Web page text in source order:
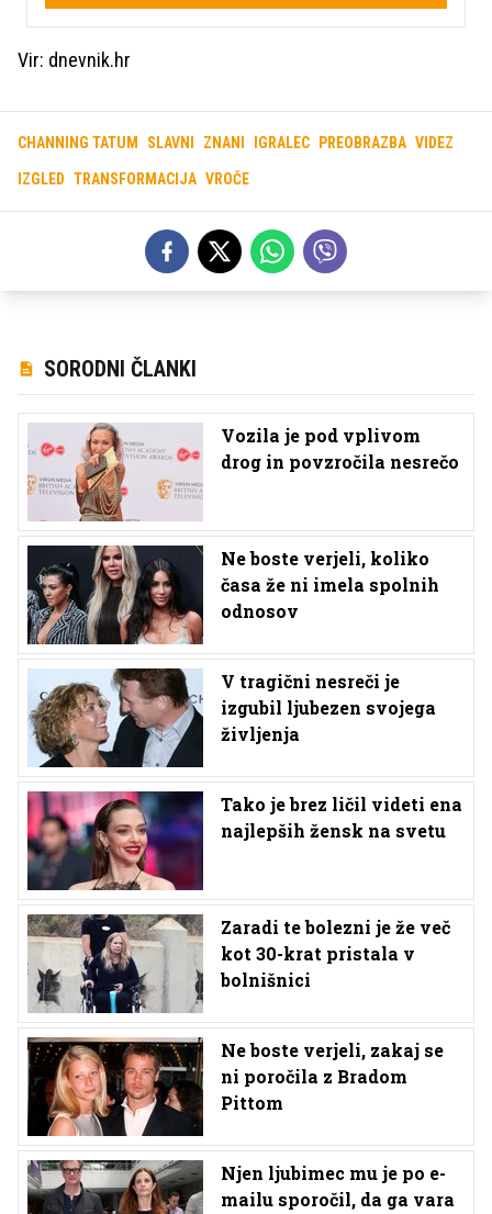
Vir: dnevnik.hr
CHANNING TATUM SLAVNI ZNANI IGRALEC PREOBRAZBA VIDEZ
IZGLED TRANSFORMACIJA VROČE
SORODNI ČLANKI
Vozila je pod vplivom
drog in povzročila nesrečo
Ne boste verjeli, koliko
časa že ni imela spolnih
odnosov
V tragični nesreči je
izgubil ljubezen svojega
življenja
Tako je brez ličil videti ena
najlepših žensk na svetu
Zaradi te bolezni je že več
kot 30-krat pristala v
bolnišnici
Ne boste verjeli, zakaj se
ni poročila z Bradom
Pittom
Njen ljubimec mu je po e-
mailu sporočil, da ga vara